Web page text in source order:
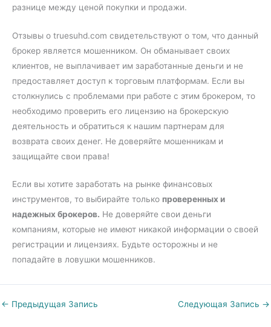
разнице между ценой покупки и продажи.
Отзывы о truesuhd.com свидетельствуют о том, что данный
брокер является мошенником. Он обманывает своих
клиентов, не выплачивает им заработанные деньги и не
предоставляет доступ к торговым платформам. Если вы
столкнулись с проблемами при работе с этим брокером, то
необходимо проверить его лицензию на брокерскую
деятельность и обратиться к нашим партнерам для
возврата своих денег. Не доверяйте мошенникам и
защищайте свои права!
Если вы хотите заработать на рынке финансовых
инструментов, то выбирайте только проверенных и
надежных брокеров. Не доверяйте свои деньги
компаниям, которые не имеют никакой информации о своей
регистрации и лицензиях. Будьте осторожны и не
попадайте в ловушки мошенников.
← Предыдущая Запись Следующая Запись →